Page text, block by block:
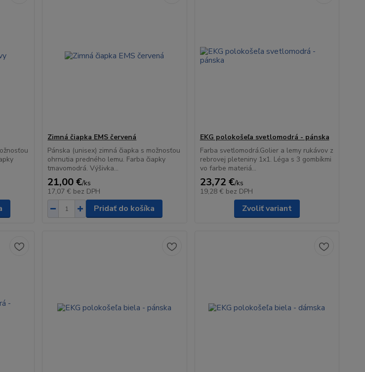
Zimná čiapka EMS červená
Pánska (unisex) zimná čiapka s možnosťou
ohrnutia predného lemu. Farba čiapky
tmavomodrá. Výšivka...
21,00 €/ks
17,07 € bez DPH
Pridať do košíka
EKG polokošeľa svetlomodrá - pánska
Farba svetlomodrá.Golier a lemy rukávov z
rebrovej pleteniny 1x1. Léga s 3 gombíkmi
vo farbe materiá...
23,72 €/ks
19,28 € bez DPH
Zvoliť variant